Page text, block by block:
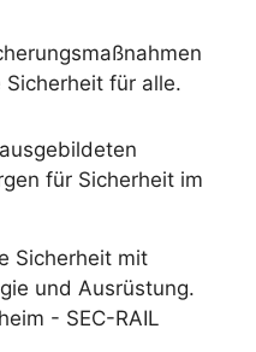
für alle.
für Sicherheit im
Sicherheit mit
und Ausrüstung.